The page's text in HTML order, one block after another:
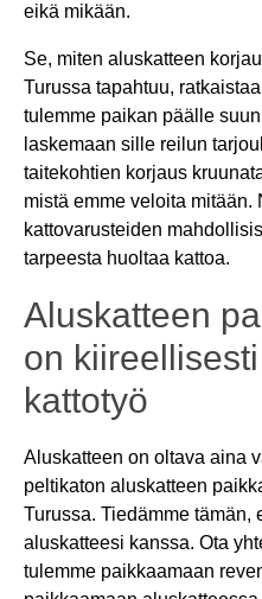
eikä mikään.
Se, miten aluskatteen
Turussa tapahtuu,
tulemme paikan päälle
laskemaan sille reilun
taitekohtien korjaus
mistä emme veloita mitään.
kattovarusteiden
tarpeesta huoltaa kattoa.
Aluskatteen
on
kattotyö
Aluskatteen on oltava aina
peltikaton aluskatteen
Turussa. Tiedämme tämän,
aluskatteesi kanssa. Ota
tulemme paikkaamaan